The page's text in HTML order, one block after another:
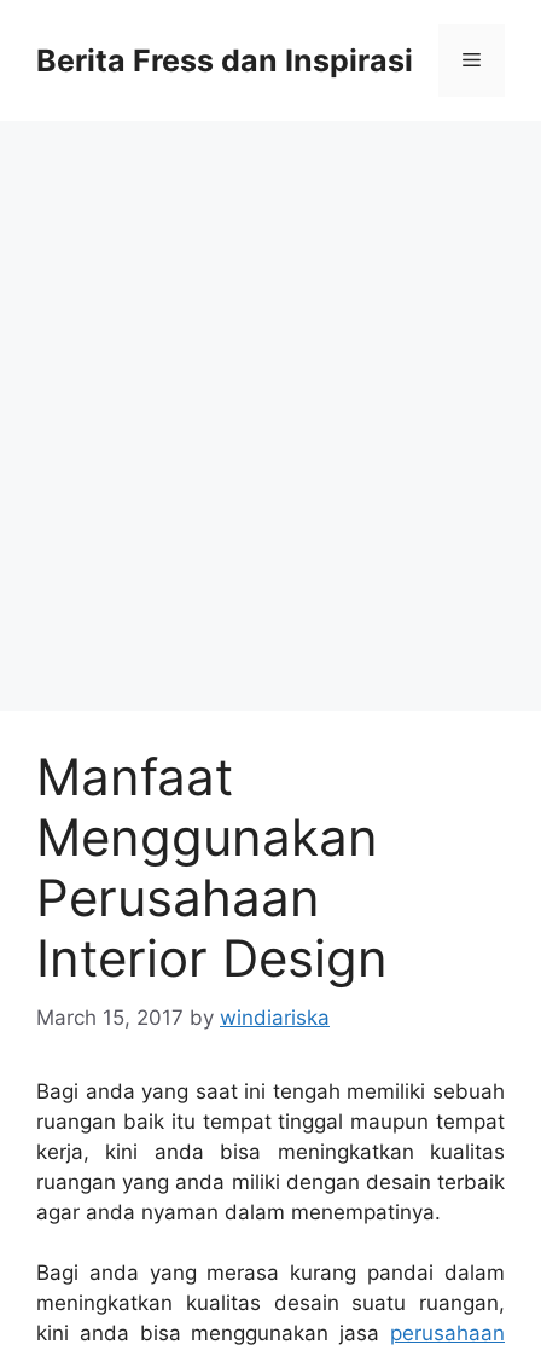
contentBerita Fress dan Inspirasi Menu
Manfaat
Menggunakan
Perusahaan
Interior Design
March 15, 2017 by windiariska
Bagi anda yang saat ini tengah memiliki sebuah
ruangan baik itu tempat tinggal maupun tempat
kerja, kini anda bisa meningkatkan kualitas
ruangan yang anda miliki dengan desain terbaik
agar anda nyaman dalam menempatinya.
Bagi anda yang merasa kurang pandai dalam
meningkatkan kualitas desain suatu ruangan,
kini anda bisa menggunakan jasa perusahaan